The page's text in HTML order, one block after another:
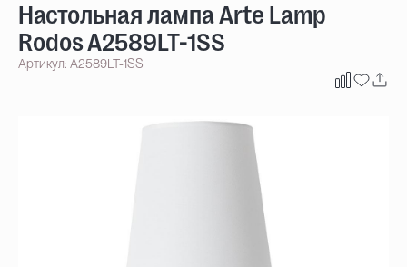
Настольная лампа Arte Lamp
Rodos A2589LT-1SS
Артикул: A2589LT-1SS